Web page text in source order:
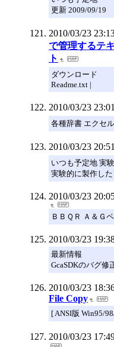
更新 2009/09/19
2010/03/23
で管理するテ
ト
ダウンロード
Readme.txt |
2010/03/23
各種辞書 エクセ
2010/03/23
いつも予定地 実
実験的に製作した
2010/03/23
ＢＢＱＲ Ａ＆Ｇ
2010/03/23
最新情報
GcaSDKのバグ修
2010/03/23
File Copy
[ ANSI版 Win95/
2010/03/23